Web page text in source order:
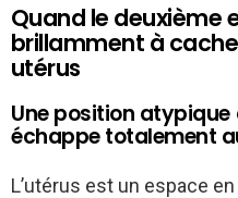
Quand le deuxième
brillamment à
utérus
Une position
échappe totalement
L’utérus est un espace